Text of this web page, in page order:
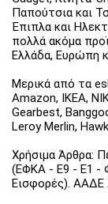
Παπούτσια και
Έπιπλα και
πολλά ακόμα
Ελλάδα, Ευρώπη
Μερικά από τα
Amazon, IKEA,
Gearbest,
Leroy Merlin,
Χρήσιμα Άρθρα:
(ΕΦΚΑ - Ε9 - Ε1 -
Εισφορές).